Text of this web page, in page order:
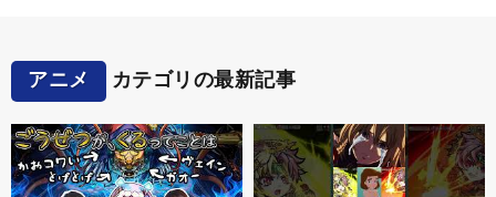
アニメ カテゴリの最新記事